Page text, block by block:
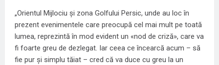
„Orientul Mijlociu și zona Golfului Persic, unde au loc în
prezent evenimentele care preocupă cel mai mult pe toată
lumea, reprezintă în mod evident un «nod de criză», care va
fi foarte greu de dezlegat. Iar ceea ce încearcă acum – să
fie pur și simplu tăiat – cred că va duce cu greu la un